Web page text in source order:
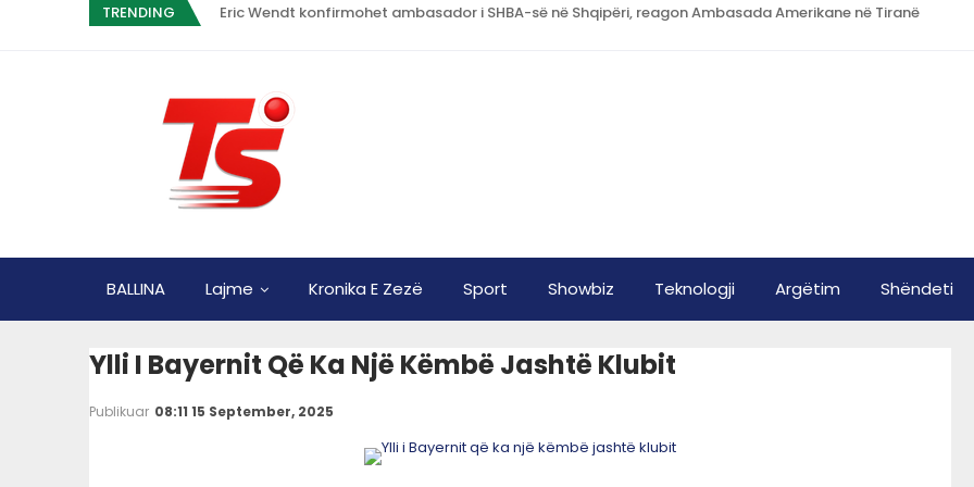
TRENDING Eric Wendt konfirmohet ambasador i SHBA-së në Shqipëri, reagon Ambasada Amerikane në Tiranë
BALLINA Lajme Kronika E Zezë Sport Showbiz Teknologji Argëtim Shëndeti
Ylli I Bayernit Që Ka Një Këmbë Jashtë Klubit
Publikuar 08:11 15 September, 2025